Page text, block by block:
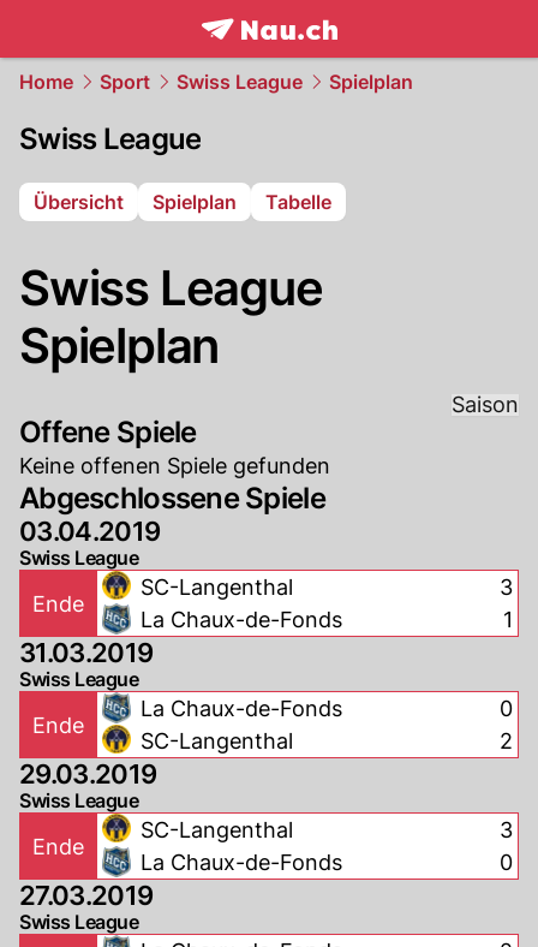
frontpage.NAU.ch
Home Sport Swiss League Spielplan
Swiss League
Übersicht Spielplan Tabelle
Swiss League
Spielplan
Saison
Offene Spiele
Keine offenen Spiele gefunden
Abgeschlossene Spiele
03.04.2019
Swiss League
Ende
SC-Langenthal
La Chaux-de-Fonds
3
1
31.03.2019
Swiss League
Ende
La Chaux-de-Fonds
SC-Langenthal
0
2
29.03.2019
Swiss League
Ende
SC-Langenthal
La Chaux-de-Fonds
3
0
27.03.2019
Swiss League